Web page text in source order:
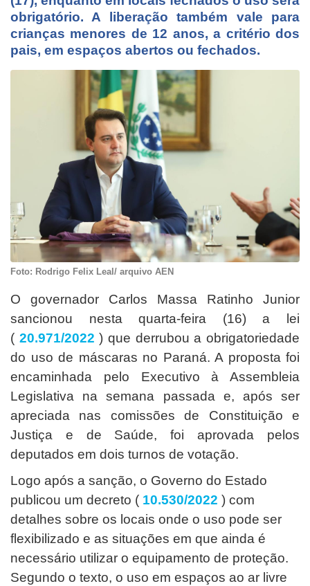
obrigatório. A liberação também vale para
crianças menores de 12 anos, a critério dos
pais, em espaços abertos ou fechados.
Foto: Rodrigo Felix Leal/ arquivo AEN
O governador Carlos Massa Ratinho Junior
sancionou nesta quarta-feira (16) a lei
( 20.971/2022 ) que derrubou a obrigatoriedade
do uso de máscaras no Paraná. A proposta foi
encaminhada pelo Executivo à Assembleia
Legislativa na semana passada e, após ser
apreciada nas comissões de Constituição e
Justiça e de Saúde, foi aprovada pelos
deputados em dois turnos de votação.
Logo após a sanção, o Governo do Estado
publicou um decreto ( 10.530/2022 ) com
detalhes sobre os locais onde o uso pode ser
flexibilizado e as situações em que ainda é
necessário utilizar o equipamento de proteção.
Segundo o texto, o uso em espaços ao ar livre